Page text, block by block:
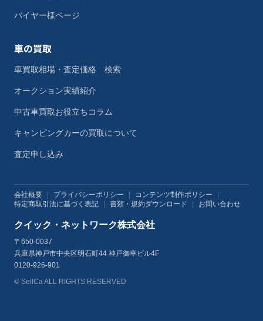
バイヤー様ページ
車の買取
車買取相場・査定価格 検索
オークション実績紹介
中古車買取お役立ちコラム
キャンピングカーの買取について
査定申し込み
会社概要 プライバシーポリシー コンテンツ制作ポリシー
特定商取引法に基づく表記
書類・規約ダウンロード お問い合わせ
クイック・ネットワーク株式会社
〒650-0037
兵庫県神戸市中央区明石町44 神戸御幸ビル4F
0120-926-901
© SellCa ALL RIGHTS RESERVED